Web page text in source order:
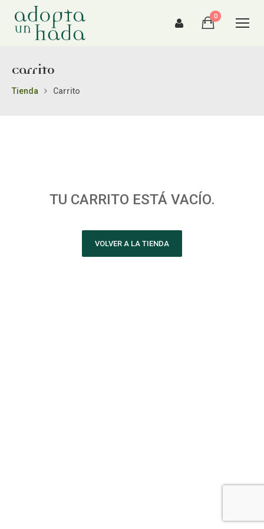
0
Carrito
Tienda Carrito
TU CARRITO ESTÁ VACÍO.
VOLVER A LA TIENDA